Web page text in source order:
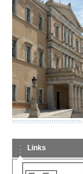
Links